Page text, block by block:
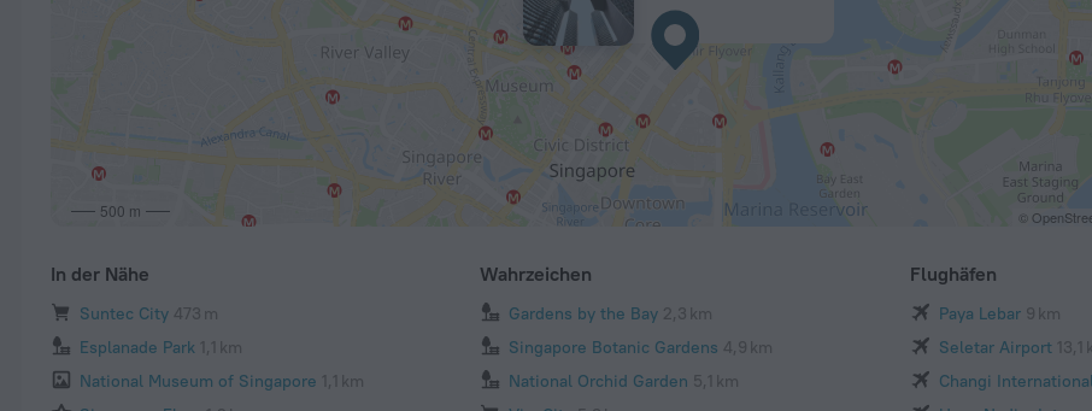
500 m ©
In der Nähe
Suntec City 473 m
Esplanade Park 1,1 km
National Museum of Singapore 1,1 km
Wahrzeichen
Gardens by the Bay 2,3 km
Singapore Botanic Gardens 4,9 km
National Orchid Garden 5,1 km
Flughäfen
Paya Lebar 9 km
Seletar Airport 13,1
Changi